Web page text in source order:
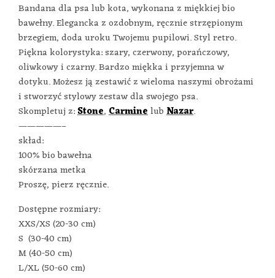
Bandana dla psa lub kota, wykonana z miękkiej bio
bawełny. Elegancka z ozdobnym, ręcznie strzępionym
brzegiem, doda uroku Twojemu pupilowi. Styl retro.
Piękna kolorystyka: szary, czerwony, porańczowy,
oliwkowy i czarny. Bardzo miękka i przyjemna w
dotyku. Możesz ją zestawić z wieloma naszymi obrożami
i stworzyć stylowy zestaw dla swojego psa.
Skompletuj z:Stone,CarminelubNazar.
—————–
skład:
100% bio bawełna
skórzana metka
Proszę, pierz ręcznie.
Dostępne rozmiary:
XXS/XS (20-30 cm)
S (30-40 cm)
M (40-50 cm)
L/XL (50-60 cm)